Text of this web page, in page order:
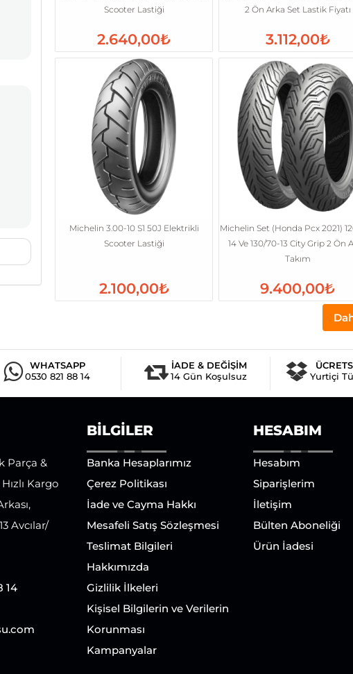
Scooter Lastiği
2.640,00₺
2 Ön Arka Set Lastik Fiyatı
3.112,00₺
Michelin 3.00-10 S1 50J Elektrikli
Scooter Lastiği
2.100,00₺
Michelin Set (Honda Pcx 2021)
14 Ve 130/70-13 City Grip 2 Ön
Takım
9.400,00₺
WHATSAPP
0530 821 88 14
İADE & DEĞİŞİM
14 Gün Koşulsuz
Yurtiçi
Parça &
Kargo
Avcılar/
14
BILGILER
Banka Hesaplarımız
Çerez Politikası
İade ve Cayma Hakkı
Mesafeli Satış Sözleşmesi
Teslimat Bilgileri
Hakkımızda
Gizlilik İlkeleri
Kişisel Bilgilerin ve Verilerin
Korunması
Kampanyalar
HESABIM
Hesabım
Siparişlerim
İletişim
Bülten Aboneliği
Ürün İadesi